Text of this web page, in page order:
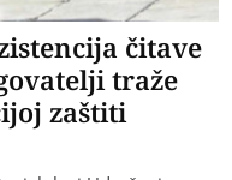
čitave
traže
zaštiti